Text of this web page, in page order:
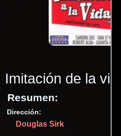
Imitación de la vida
Resumen:
Dirección:
Douglas Sirk